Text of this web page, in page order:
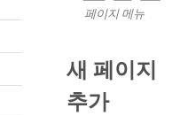
페이지 메뉴
새 페이지
추가